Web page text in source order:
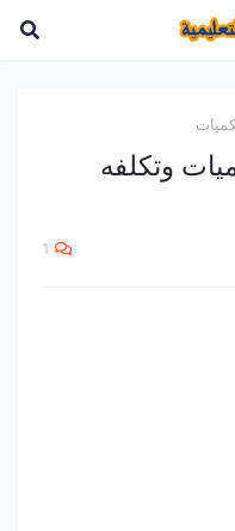
وتكلفه
1